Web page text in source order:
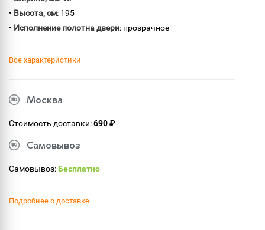
• Высота, см: 195
• Исполнение полотна двери: прозрачное
Все характеристики
Москва
Стоимость доставки:690 ₽
Самовывоз
Самовывоз:Бесплатно
Подробнее о доставке